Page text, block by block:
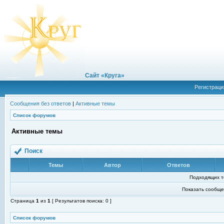
Сайт «Круга»
Сообщения без ответов | Активные темы
Список форумов
Активные темы
Поиск
Темы Автор Ответов
Подходящих
Показать
Страница 1 из 1 [ Результатов поиска: 0 ]
Список форумов